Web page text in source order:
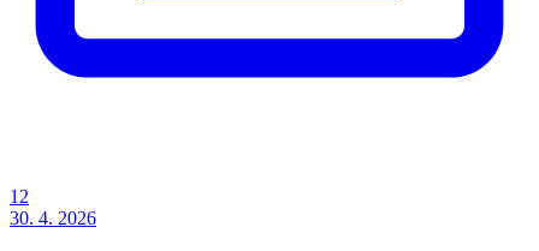
12
30. 4. 2026